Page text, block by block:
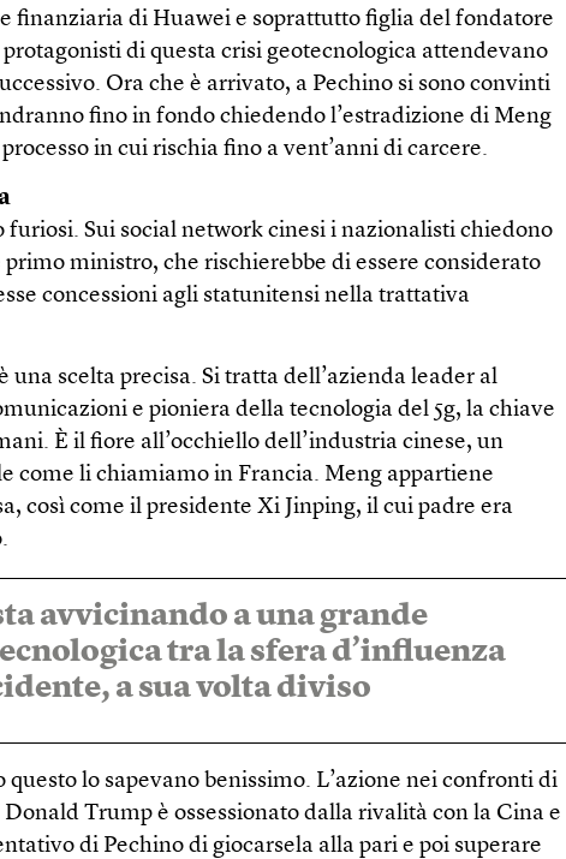
finanziaria di Huawei e soprattutto figlia del fondatore
di questa crisi geotecnologica attendevano
Ora che è arrivato, a Pechino si sono convinti
fino in fondo chiedendo l’estradizione di Meng
in cui rischia fino a vent’anni di carcere.
furiosi. Sui social network cinesi i nazionalisti chiedono
ministro, che rischierebbe di essere considerato
concessioni agli statunitensi nella trattativa
una scelta precisa. Si tratta dell’azienda leader al
e pioniera della tecnologia del 5g, la chiave
È il fiore all’occhiello dell’industria cinese, un
come li chiamiamo in Francia. Meng appartiene
così come il presidente Xi Jinping, il cui padre era
avvicinando a una grande
tra la sfera d’influenza
a sua volta diviso
lo sapevano benissimo. L’azione nei confronti di
Trump è ossessionato dalla rivalità con la Cina e
di Pechino di giocarsela alla pari e poi superare